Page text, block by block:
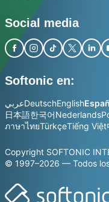
Social media
Softonic en:
عربيDeutschEnglish
日本語한국어Nederlands
ภาษาไทยTürkçeTiếng Việt
Copyright SOFTONIC
© 1997–2026 — Todos